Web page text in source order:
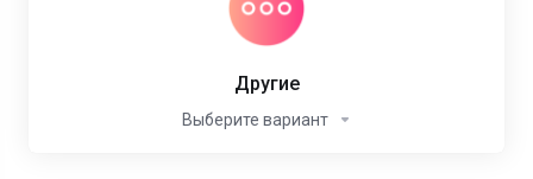
Другие
Выберите вариант